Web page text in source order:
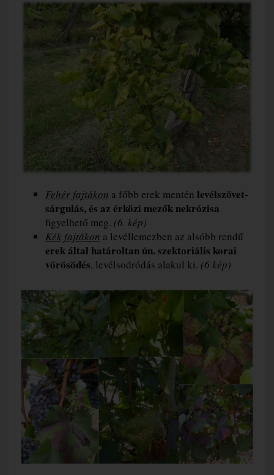
Fehér fajtákon a főbb erek mentén levélszövet-
sárgulás, és az érközi mezők nekrózisa
figyelhető meg. (6. kép)
Kék fajtákon a levéllemezben az alsóbb rendű
erek által határoltan ún. szektoriális korai
vörösödés, levélsodródás alakul ki. (6 kép)